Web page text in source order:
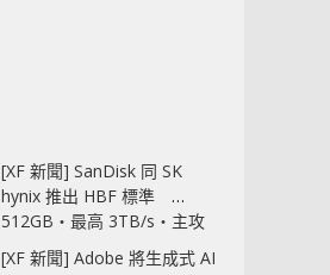
[XF 新聞] SanDisk 同 SK
hynix 推出 HBF 標準
512GB‧最高 3TB/s‧主攻
AI 記憶體
[XF 新聞] Adobe 將生成式 AI